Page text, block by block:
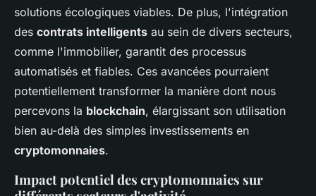
solutions écologiques viables. De plus, l'intégration
des contrats intelligents au sein de divers secteurs,
comme l'immobilier, garantit des processus
automatisés et fiables. Ces avancées pourraient
potentiellement transformer la manière dont nous
percevons la blockchain, élargissant son utilisation
bien au-delà des simples investissements en
cryptomonnaies.
Impact potentiel des cryptomonnaies sur